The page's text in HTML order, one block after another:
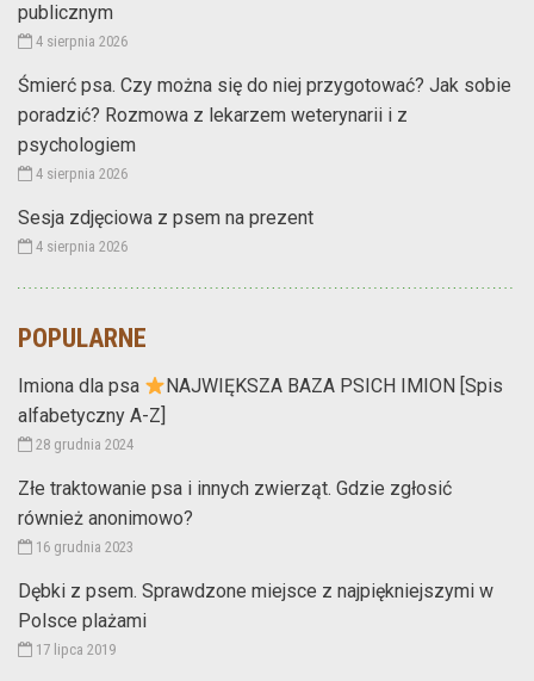
publicznym
4 sierpnia 2026
Śmierć psa. Czy można się do niej przygotować? Jak sobie
poradzić? Rozmowa z lekarzem weterynarii i z
psychologiem
4 sierpnia 2026
Sesja zdjęciowa z psem na prezent
4 sierpnia 2026
POPULARNE
Imiona dla psa
NAJWIĘKSZA BAZA PSICH IMION [Spis
alfabetyczny A-Z]
28 grudnia 2024
Złe traktowanie psa i innych zwierząt. Gdzie zgłosić
również anonimowo?
16 grudnia 2023
Dębki z psem. Sprawdzone miejsce z najpiękniejszymi w
Polsce plażami
17 lipca 2019